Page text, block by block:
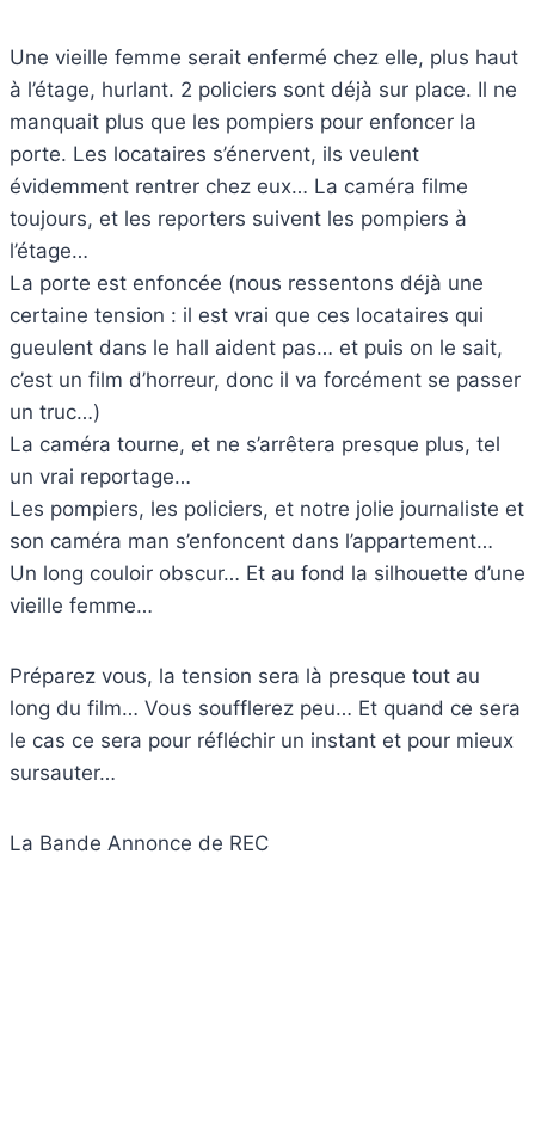
Une vieille femme serait enfermé chez elle, plus haut
à l’étage, hurlant. 2 policiers sont déjà sur place. Il ne
manquait plus que les pompiers pour enfoncer la
porte. Les locataires s’énervent, ils veulent
évidemment rentrer chez eux… La caméra filme
toujours, et les reporters suivent les pompiers à
l’étage…
La porte est enfoncée (nous ressentons déjà une
certaine tension : il est vrai que ces locataires qui
gueulent dans le hall aident pas… et puis on le sait,
c’est un film d’horreur, donc il va forcément se passer
un truc…)
La caméra tourne, et ne s’arrêtera presque plus, tel
un vrai reportage…
Les pompiers, les policiers, et notre jolie journaliste et
son caméra man s’enfoncent dans l’appartement…
Un long couloir obscur… Et au fond la silhouette d’une
vieille femme…
Préparez vous, la tension sera là presque tout au
long du film… Vous soufflerez peu… Et quand ce sera
le cas ce sera pour réfléchir un instant et pour mieux
sursauter…
La Bande Annonce de REC